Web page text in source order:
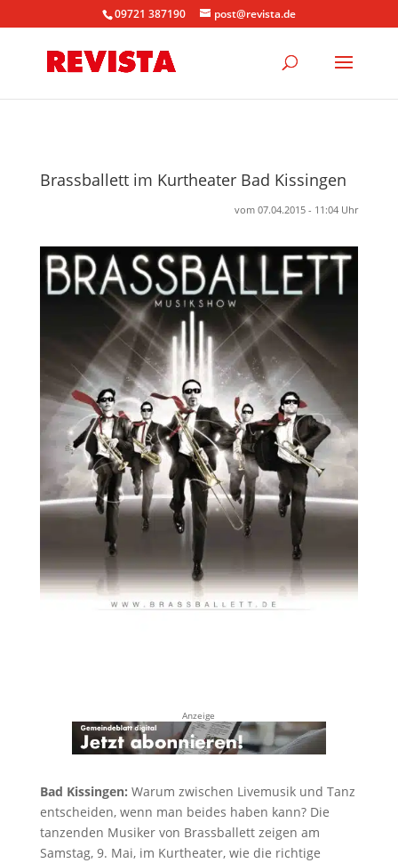
09721 387190 post@revista.de
Brassballett im Kurtheater Bad Kissingen
vom 07.04.2015 - 11:04 Uhr
Anzeige
Bad Kissingen: Warum zwischen Livemusik und Tanz
entscheiden, wenn man beides haben kann? Die
tanzenden Musiker von Brassballett zeigen am
Samstag, 9. Mai, im Kurtheater, wie die richtige